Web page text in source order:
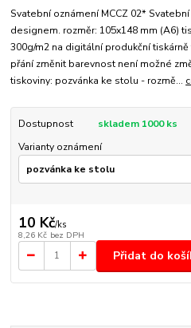
Svatební oznámení MCCZ 02*
designem. rozměr: 105x148 mm (A6)
300g/m2 na digitální produkční
přání změnit barevnost není možné
tiskoviny: pozvánka ke stolu - rozmě...
Dostupnost
skladem 1000 ks
Varianty oznámení
10 Kč/ks
8,26 Kč bez DPH
Přidat do